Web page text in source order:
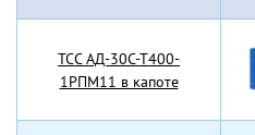
TCC АД-30С-Т400-
1РПМ11 в капоте